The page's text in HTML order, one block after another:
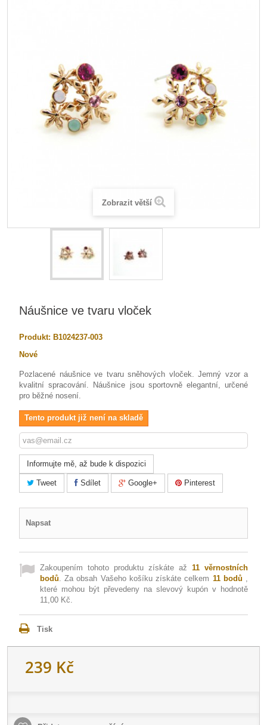
Zobrazit větší
Náušnice ve tvaru vloček
Produkt: B1024237-003
Nové
Pozlacené náušnice ve tvaru sněhových vloček. Jemný vzor a
kvalitní spracování. Náušnice jsou sportovně elegantní, určené
pro běžné nosení.
Tento produkt již není na skladě
Informujte mě, až bude k dispozici
Tweet Sdílet Google+ Pinterest
Napsat
Zakoupením tohoto produktu získáte až 11 věrnostních
bodů. Za obsah Vašeho košíku získáte celkem 11bodů ,
které mohou být převedeny na slevový kupón v hodnotě
11,00 Kč.
Tisk
239 Kč